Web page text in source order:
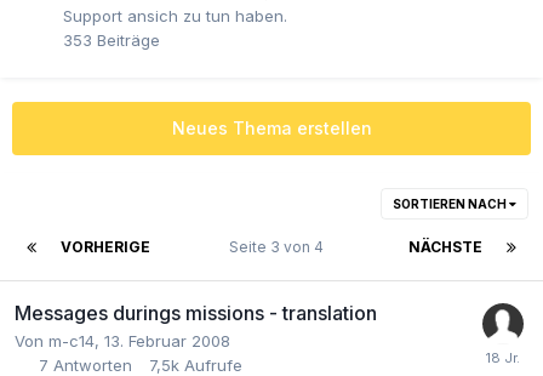
Support ansich zu tun haben.
353 Beiträge
Neues Thema erstellen
SORTIEREN NACH
VORHERIGE NÄCHSTE
Seite 3 von 4
Messages durings missions - translation
Von m-c14, 13. Februar 2008
7 Antworten 7,5k Aufrufe